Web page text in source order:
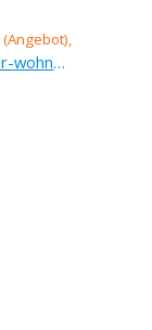
Vermietung (Angebot), 1-zimmer-wohnung, 38 m